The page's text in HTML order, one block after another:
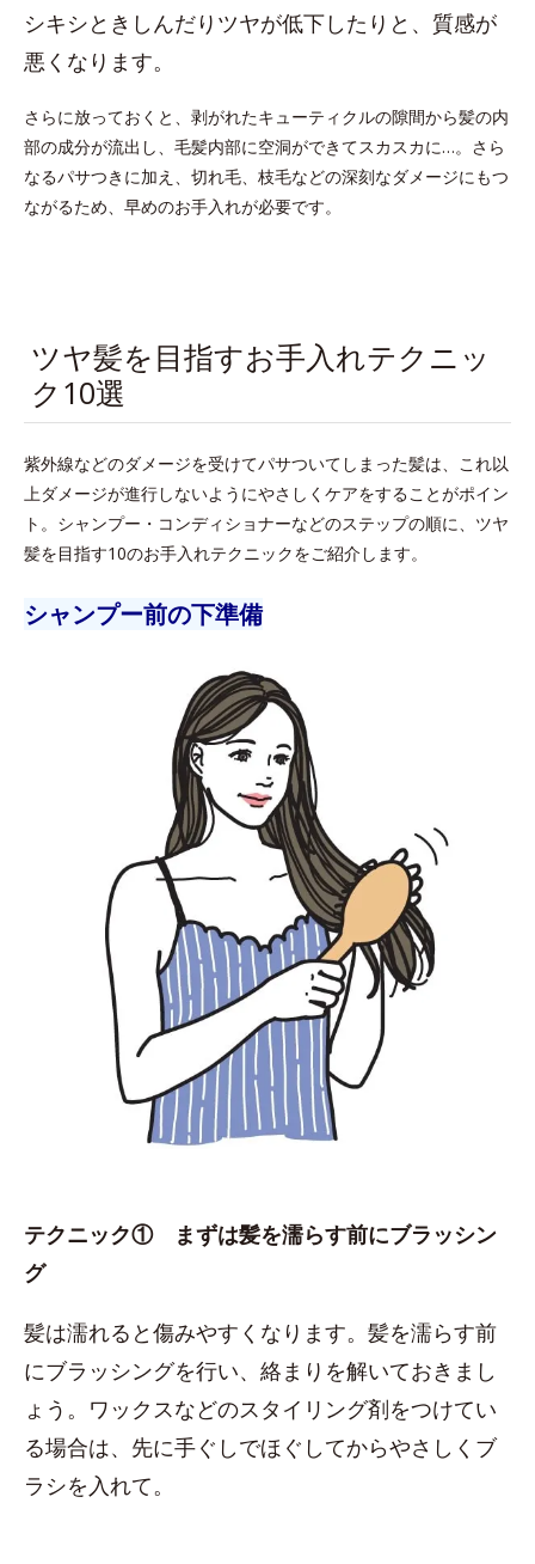
シキシときしんだりツヤが低下したりと、質感が
悪くなります。
さらに放っておくと、剥がれたキューティクルの隙間から髪の内
部の成分が流出し、毛髪内部に空洞ができてスカスカに…。さら
なるパサつきに加え、切れ毛、枝毛などの深刻なダメージにもつ
ながるため、早めのお手入れが必要です。
ツヤ髪を目指すお手入れテクニッ
ク10選
紫外線などのダメージを受けてパサついてしまった髪は、これ以
上ダメージが進行しないようにやさしくケアをすることがポイン
ト。シャンプー・コンディショナーなどのステップの順に、ツヤ
髪を目指す10のお手入れテクニックをご紹介します。
シャンプー前の下準備
テクニック① まずは髪を濡らす前にブラッシン
グ
髪は濡れると傷みやすくなります。髪を濡らす前
にブラッシングを行い、絡まりを解いておきまし
ょう。ワックスなどのスタイリング剤をつけてい
る場合は、先に手ぐしでほぐしてからやさしくブ
ラシを入れて。